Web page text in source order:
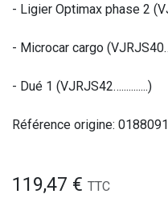
- Ligier Optimax phase 2
- Microcar cargo
- Dué 1 (VJRJS42…...........)
Référence origine: 0188091
119,47 € TTC